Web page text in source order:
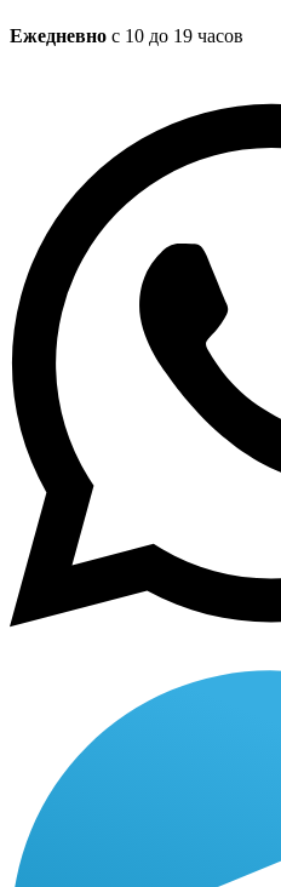
Ежедневно с 10 до 19 часов